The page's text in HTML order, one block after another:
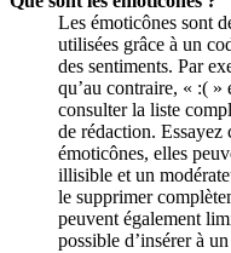
Les émoticônes sont
utilisées grâce à un
des sentiments. Par
qu’au contraire, « :( »
consulter la liste
de rédaction. Essayez
émoticônes, elles
illisible et un
le supprimer
peuvent également
possible d’insérer à un